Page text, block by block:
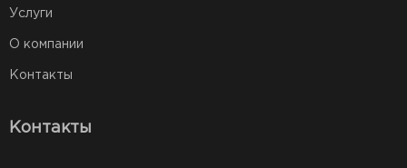
Услуги
О компании
Контакты
Контакты